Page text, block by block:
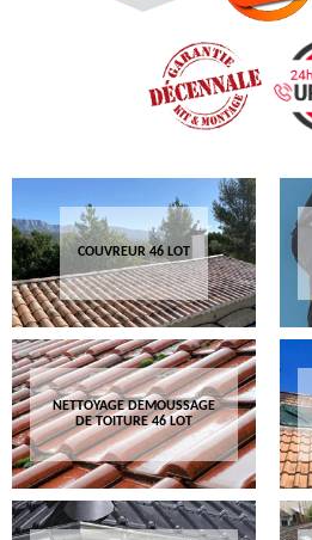
COUVREUR 46 LOT
NETTOYAGE DEMOUSSAGE
DE TOITURE 46 LOT